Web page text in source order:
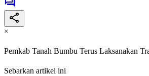
×
Pemkab Tanah Bumbu Terus Laksanakan
Sebarkan artikel ini